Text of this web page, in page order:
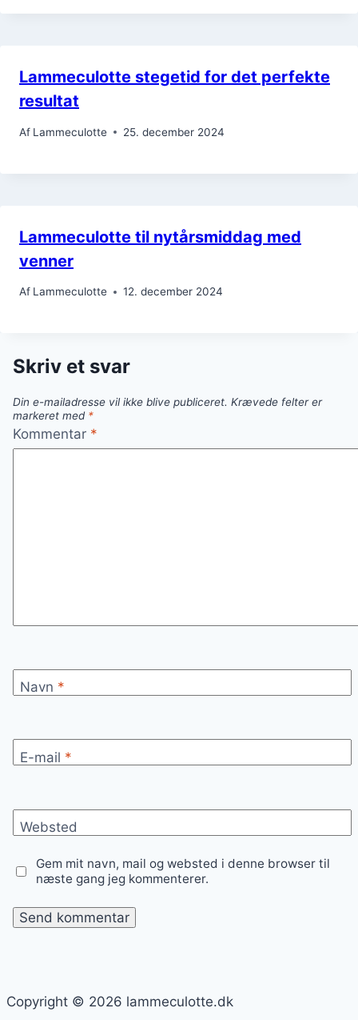
Lammeculotte stegetid for det perfekte
resultat
Af Lammeculotte 25. december 2024
Lammeculotte til nytårsmiddag med
venner
Af Lammeculotte 12. december 2024
Skriv et svar
Din e-mailadresse vil ikke blive publiceret. Krævede felter er
markeret med *
Kommentar *
Navn *
E-mail *
Websted
Gem mit navn, mail og websted i denne browser til
næste gang jeg kommenterer.
Copyright © 2026 lammeculotte.dk